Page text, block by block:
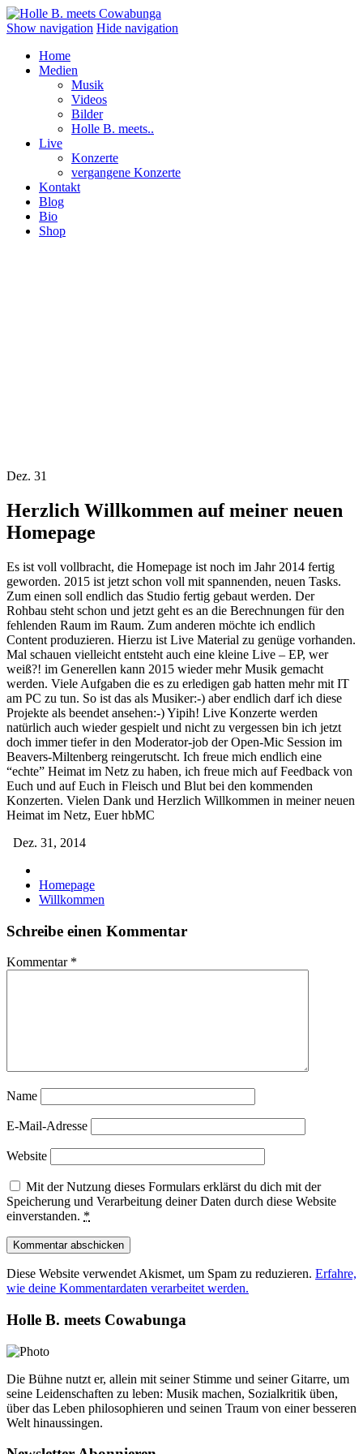
Show navigation Hide navigation
Home
Medien
Musik
Videos
Bilder
Holle B. meets..
Live
Konzerte
vergangene Konzerte
Kontakt
Blog
Bio
Shop
Dez. 31
Herzlich Willkommen auf meiner neuen
Homepage
Es ist voll vollbracht, die Homepage ist noch im Jahr 2014 fertig
geworden. 2015 ist jetzt schon voll mit spannenden, neuen Tasks.
Zum einen soll endlich das Studio fertig gebaut werden. Der
Rohbau steht schon und jetzt geht es an die Berechnungen für den
fehlenden Raum im Raum. Zum anderen möchte ich endlich
Content produzieren. Hierzu ist Live Material zu genüge vorhanden.
Mal schauen vielleicht entsteht auch eine kleine Live – EP, wer
weiß?! im Generellen kann 2015 wieder mehr Musik gemacht
werden. Viele Aufgaben die es zu erledigen gab hatten mehr mit IT
am PC zu tun. So ist das als Musiker:-) aber endlich darf ich diese
Projekte als beendet ansehen:-) Yipih! Live Konzerte werden
natürlich auch wieder gespielt und nicht zu vergessen bin ich jetzt
doch immer tiefer in den Moderator-job der Open-Mic Session im
Beavers-Miltenberg reingerutscht. Ich freue mich endlich eine
“echte” Heimat im Netz zu haben, ich freue mich auf Feedback von
Euch und auf Euch in Fleisch und Blut bei den kommenden
Konzerten. Vielen Dank und Herzlich Willkommen in meiner neuen
Heimat im Netz, Euer hbMC
Dez. 31, 2014
Homepage
Willkommen
Schreibe einen Kommentar
Kommentar *
Name
E-Mail-Adresse
Website
Mit der Nutzung dieses Formulars erklärst du dich mit der
Speicherung und Verarbeitung deiner Daten durch diese Website
einverstanden. *
Diese Website verwendet Akismet, um Spam zu reduzieren. Erfahre,
wie deine Kommentardaten verarbeitet werden.
Holle B. meets Cowabunga
Die Bühne nutzt er, allein mit seiner Stimme und seiner Gitarre, um
seine Leidenschaften zu leben: Musik machen, Sozialkritik üben,
über das Leben philosophieren und seinen Traum von einer besseren
Welt hinaussingen.